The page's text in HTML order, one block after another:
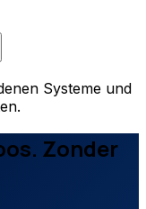
Systeme und
Zonder